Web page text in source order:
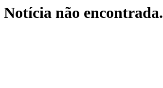
Notícia não encontrada.